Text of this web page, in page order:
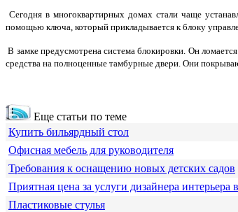
Сегодня в многоквартирных домах стали чаще
помощью ключа, который прикладывается к блоку
В замке предусмотрена система блокировки. Он
средства на полноценные тамбурные двери. Они
Еще статьи по теме
Купить бильярдный стол
Офисная мебель для руководителя
Требования к оснащению новых детских садов
Приятная цена за услуги дизайнера
Пластиковые стулья